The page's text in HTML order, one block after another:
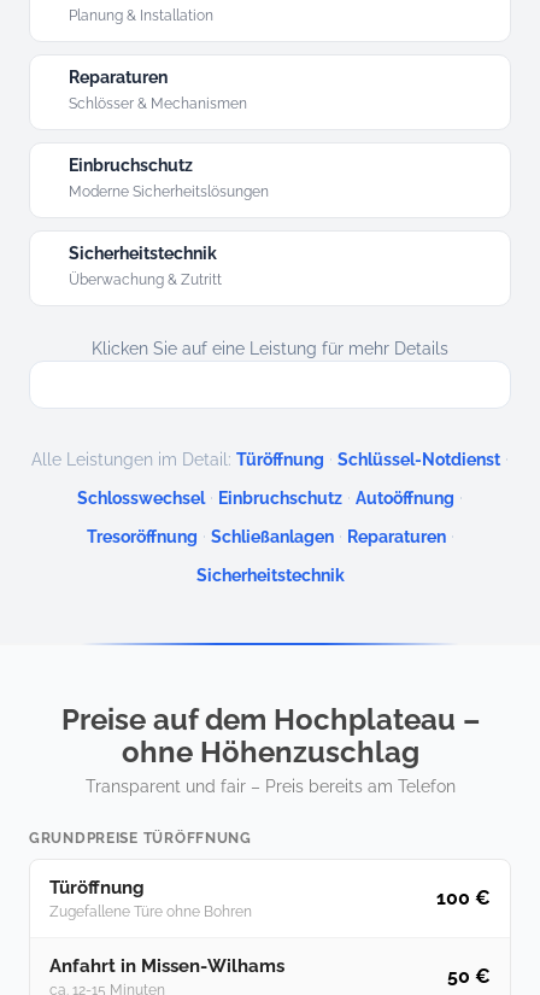
Planung & Installation
Reparaturen
Schlösser & Mechanismen
Einbruchschutz
Moderne Sicherheitslösungen
Sicherheitstechnik
Überwachung & Zutritt
Klicken Sie auf eine Leistung für mehr Details
Alle Leistungen im Detail: Türöffnung · Schlüssel-Notdienst ·
Schlosswechsel · Einbruchschutz · Autoöffnung ·
Tresoröffnung · Schließanlagen · Reparaturen ·
Sicherheitstechnik
Preise auf dem Hochplateau –
ohne Höhenzuschlag
Transparent und fair – Preis bereits am Telefon
GRUNDPREISE TÜRÖFFNUNG
Türöffnung
Zugefallene Türe ohne Bohren
100 €
Anfahrt in Missen-Wilhams
ca. 12-15 Minuten
50 €